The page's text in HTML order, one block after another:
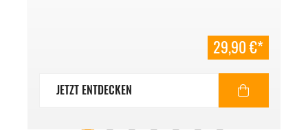
29,90 €*
JETZT ENTDECKEN